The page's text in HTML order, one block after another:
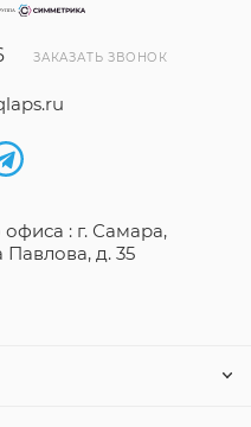
ЗАКАЗАТЬ ЗВОНОК
: г. Самара,
д. 35